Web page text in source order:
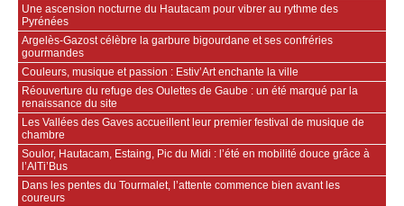
Une ascension nocturne du Hautacam pour vibrer au rythme des
Pyrénées
Argelès-Gazost célèbre la garbure bigourdane et ses confréries
gourmandes
Couleurs, musique et passion : Estiv’Art enchante la ville
Réouverture du refuge des Oulettes de Gaube : un été marqué par la
renaissance du site
Les Vallées des Gaves accueillent leur premier festival de musique de
chambre
Soulor, Hautacam, Estaing, Pic du Midi : l’été en mobilité douce grâce à
l’AlTi’Bus
Dans les pentes du Tourmalet, l’attente commence bien avant les
coureurs